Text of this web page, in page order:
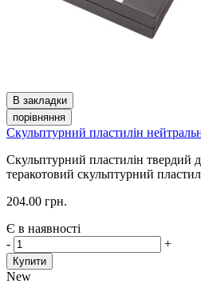
В закладки
порівняння
Скульптурний пластилін
Скульптурний пластилін твердий
теракотовий скульптурний
204.00 грн.
Є в наявності
-
+
Купити
New